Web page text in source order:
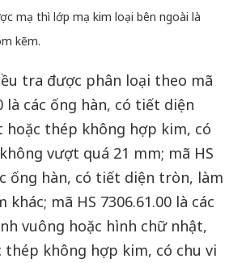
mạ thì lớp mạ kim loại bên ngoài là
kẽm.
tra được phân loại theo mã
là các ống hàn, có tiết diện
thép không hợp kim, có
vượt quá 21 mm; mã HS
ống hàn, có tiết diện tròn, làm
mã HS 7306.61.00 là các
vuông hoặc hình chữ nhật,
thép không hợp kim, có chu vi